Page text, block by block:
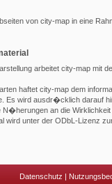
von city-map in eine
arbeitet city-map mit
haftet city-map dem
Es wird ausdr�cklich darauf
an die
wird unter der ODbL-Lizenz
Datenschutz |